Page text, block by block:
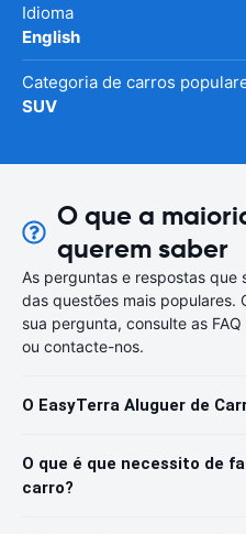
Idioma
English
Categoria de carros
SUV
O que a
querem saber
As perguntas e respostas que
das questões mais populares.
sua pergunta, consulte as
ou contacte-nos.
O EasyTerra Aluguer de
O que é que necessito de
carro?